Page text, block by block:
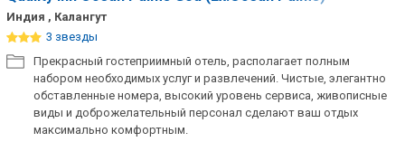
Индия , Калангут
3 звезды
Прекрасный гостеприимный отель, располагает полным
набором необходимых услуг и развлечений. Чистые, элегантно
обставленные номера, высокий уровень сервиса, живописные
виды и доброжелательный персонал сделают ваш отдых
максимально комфортным.